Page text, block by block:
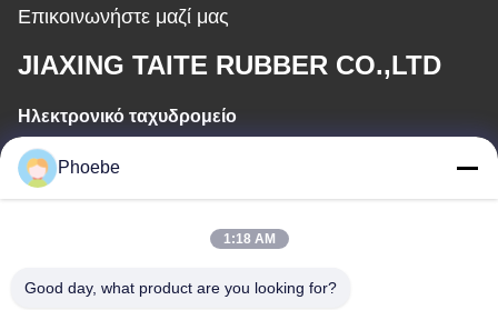
Επικοινωνήστε μαζί μας
JIAXING TAITE RUBBER CO.,LTD
Ηλεκτρονικό ταχυδρομείο
hn.lin@taite-track.com
Η διεύθυνσή μας
Phoebe
1:18 AM
Good day, what product are you looking for?